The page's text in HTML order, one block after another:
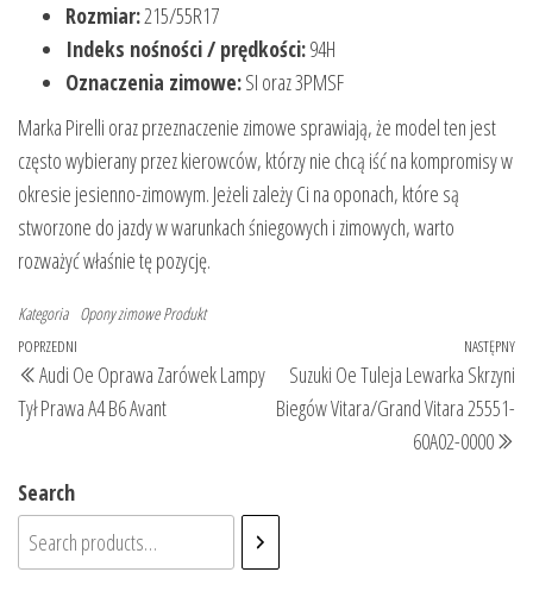
Rozmiar:215/55R17
Indeks nośności / prędkości:94H
Oznaczenia zimowe:SI oraz 3PMSF
Marka Pirelli oraz przeznaczenie zimowe sprawiają, że model ten jest
często wybierany przez kierowców, którzy nie chcą iść na kompromisy w
okresie jesienno-zimowym. Jeżeli zależy Ci na oponach, które są
stworzone do jazdy w warunkach śniegowych i zimowych, warto
rozważyć właśnie tę pozycję.
Kategoria Opony zimowe Produkt
Nawigacja
wpisu
Poprzedni
wpis
POPRZEDNI
Audi Oe Oprawa Zarówek Lampy
Tył Prawa A4 B6 Avant
NASTĘPNY
Suzuki Oe Tuleja Lewarka Skrzyni
Biegów Vitara/Grand Vitara 25551-
60A02-0000
Search